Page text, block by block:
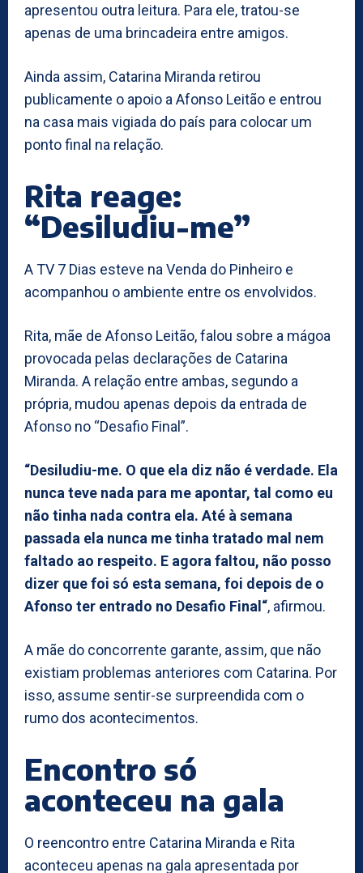
apresentou outra leitura. Para ele, tratou-se
apenas de uma brincadeira entre amigos.
Ainda assim, Catarina Miranda retirou
publicamente o apoio a Afonso Leitão e entrou
na casa mais vigiada do país para colocar um
ponto final na relação.
Rita reage:
“Desiludiu-me”
A TV 7 Dias esteve na Venda do Pinheiro e
acompanhou o ambiente entre os envolvidos.
Rita, mãe de Afonso Leitão, falou sobre a mágoa
provocada pelas declarações de Catarina
Miranda. A relação entre ambas, segundo a
própria, mudou apenas depois da entrada de
Afonso no “Desafio Final”.
“Desiludiu-me. O que ela diz não é verdade. Ela
nunca teve nada para me apontar, tal como eu
não tinha nada contra ela. Até à semana
passada ela nunca me tinha tratado mal nem
faltado ao respeito. E agora faltou, não posso
dizer que foi só esta semana, foi depois de o
Afonso ter entrado no Desafio Final“, afirmou.
A mãe do concorrente garante, assim, que não
existiam problemas anteriores com Catarina. Por
isso, assume sentir-se surpreendida com o
rumo dos acontecimentos.
Encontro só
aconteceu na gala
O reencontro entre Catarina Miranda e Rita
aconteceu apenas na gala apresentada por